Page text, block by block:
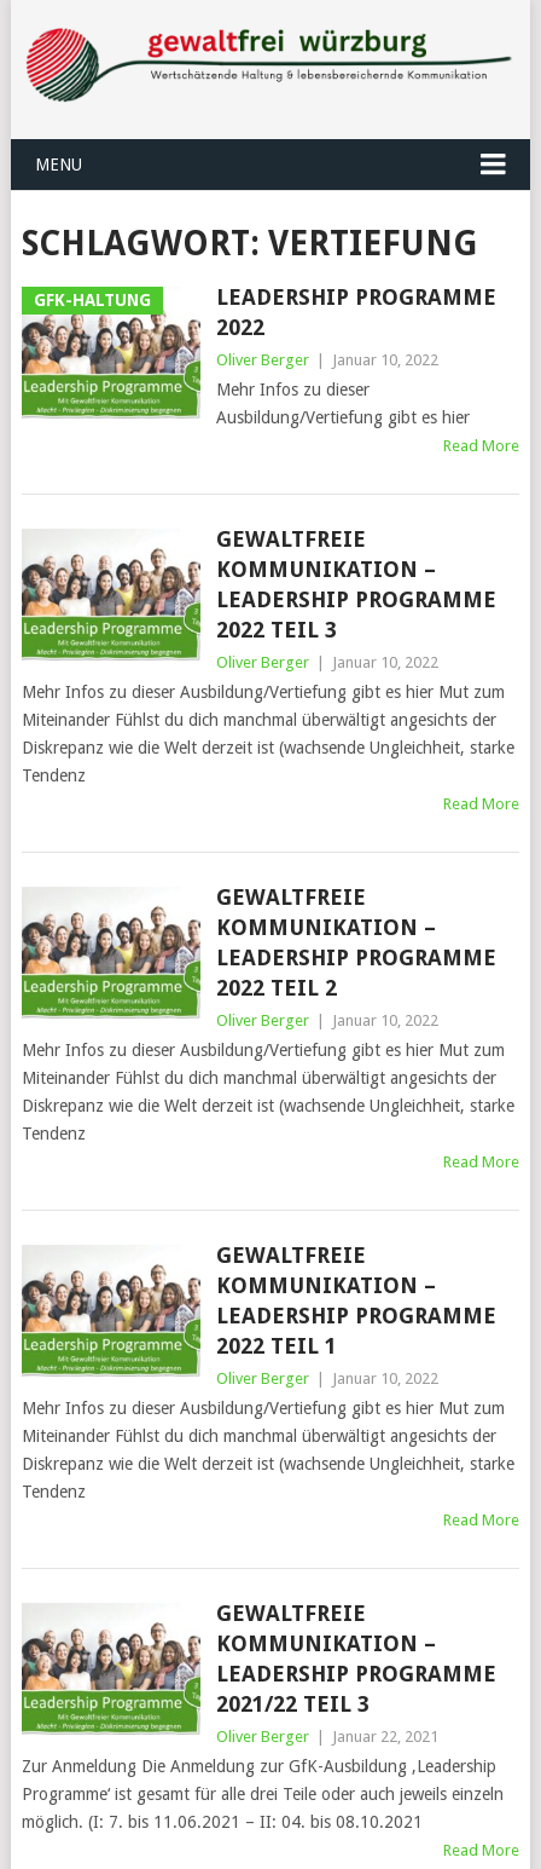
MENU
SCHLAGWORT: VERTIEFUNG
GFK-HALTUNG
LEADERSHIP PROGRAMME
2022
Oliver Berger Januar 10, 2022
Mehr Infos zu dieser
Ausbildung/Vertiefung gibt es hier
Read More
GEWALTFREIE
KOMMUNIKATION –
LEADERSHIP PROGRAMME
2022 TEIL 3
Oliver Berger Januar 10, 2022
Mehr Infos zu dieser Ausbildung/Vertiefung gibt es hier Mut zum
Miteinander Fühlst du dich manchmal überwältigt angesichts der
Diskrepanz wie die Welt derzeit ist (wachsende Ungleichheit, starke
Tendenz
Read More
GEWALTFREIE
KOMMUNIKATION –
LEADERSHIP PROGRAMME
2022 TEIL 2
Oliver Berger Januar 10, 2022
Mehr Infos zu dieser Ausbildung/Vertiefung gibt es hier Mut zum
Miteinander Fühlst du dich manchmal überwältigt angesichts der
Diskrepanz wie die Welt derzeit ist (wachsende Ungleichheit, starke
Tendenz
Read More
GEWALTFREIE
KOMMUNIKATION –
LEADERSHIP PROGRAMME
2022 TEIL 1
Oliver Berger Januar 10, 2022
Mehr Infos zu dieser Ausbildung/Vertiefung gibt es hier Mut zum
Miteinander Fühlst du dich manchmal überwältigt angesichts der
Diskrepanz wie die Welt derzeit ist (wachsende Ungleichheit, starke
Tendenz
Read More
GEWALTFREIE
KOMMUNIKATION –
LEADERSHIP PROGRAMME
2021/22 TEIL 3
Oliver Berger Januar 22, 2021
Zur Anmeldung Die Anmeldung zur GfK-Ausbildung ‚Leadership
Programme‘ ist gesamt für alle drei Teile oder auch jeweils einzeln
möglich. (I: 7. bis 11.06.2021 – II: 04. bis 08.10.2021
Read More